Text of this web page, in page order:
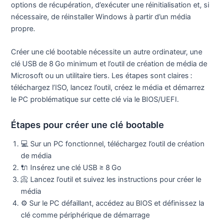
options de récupération, d’exécuter une réinitialisation et, si
nécessaire, de réinstaller Windows à partir d’un média
propre.
Créer une clé bootable nécessite un autre ordinateur, une
clé USB de 8 Go minimum et l’outil de création de média de
Microsoft ou un utilitaire tiers. Les étapes sont claires :
téléchargez l’ISO, lancez l’outil, créez le média et démarrez
le PC problématique sur cette clé via le BIOS/UEFI.
Étapes pour créer une clé bootable
💻 Sur un PC fonctionnel, téléchargez l’outil de création
de média
🔌 Insérez une clé USB ≥ 8 Go
📀 Lancez l’outil et suivez les instructions pour créer le
média
⚙️ Sur le PC défaillant, accédez au BIOS et définissez la
clé comme périphérique de démarrage